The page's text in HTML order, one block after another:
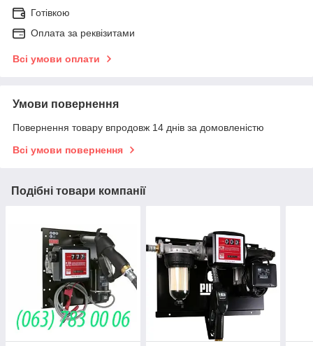
Готівкою
Оплата за реквізитами
Всі умови оплати
Умови повернення
Повернення товару впродовж 14 днів за домовленістю
Всі умови повернення
Подібні товари компанії